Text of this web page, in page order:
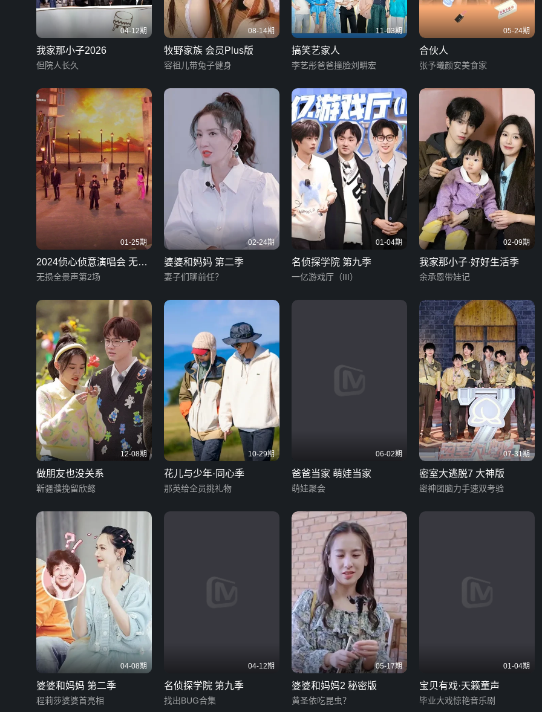
04-12期
我家那小子2026
但院人长久
08-14期
牧野家族 会员Plus版
容祖儿带兔子健身
11-03期
搞笑艺家人
李艺彤爸爸撞脸刘畊宏
05-24期
合伙人
张予曦颜安美食家
01-25期
2024侦心侦意演唱会 无损
全景声
无损全景声第2场
02-24期
婆婆和妈妈 第二季
妻子们聊前任？
01-04期
名侦探学院 第九季
一亿游戏厅（III）
02-09期
我家那小子·好好生活季
余承恩带娃记
12-08期
做朋友也没关系
靳疆濮挽留欣懿
10-29期
花儿与少年·同心季
那英给全员挑礼物
06-02期
爸爸当家 萌娃当家
萌娃聚会
07-31期
密室大逃脱7 大神版
密神团脑力手速双考验
04-08期
婆婆和妈妈 第二季
程莉莎婆婆首亮相
04-12期
名侦探学院 第九季
找出BUG合集
05-17期
婆婆和妈妈2 秘密版
黄圣依吃昆虫？
01-04期
宝贝有戏·天籁童声
毕业大戏惊艳音乐剧